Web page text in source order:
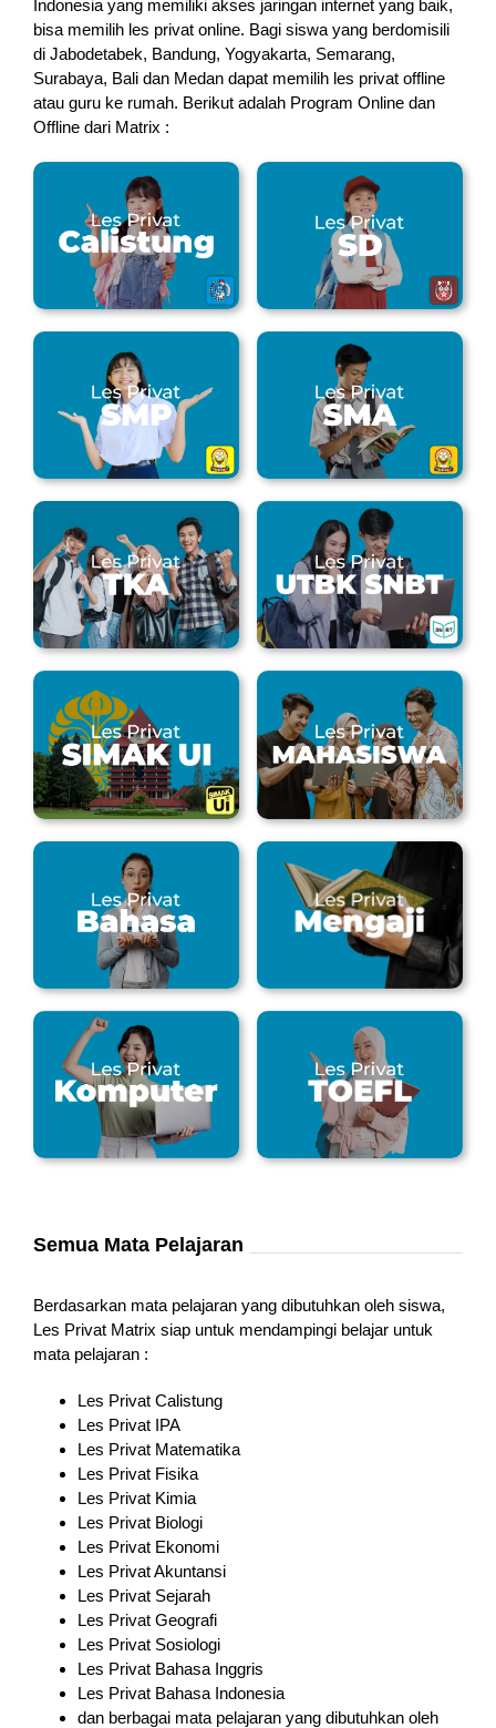
Indonesia yang memiliki akses jaringan internet yang baik,
bisa memilih les privat online. Bagi siswa yang berdomisili
di Jabodetabek, Bandung, Yogyakarta, Semarang,
Surabaya, Bali dan Medan dapat memilih les privat offline
atau guru ke rumah. Berikut adalah Program Online dan
Offline dari Matrix :
Semua Mata Pelajaran
Berdasarkan mata pelajaran yang dibutuhkan oleh siswa,
Les Privat Matrix siap untuk mendampingi belajar untuk
mata pelajaran :
Les Privat Calistung
Les Privat IPA
Les Privat Matematika
Les Privat Fisika
Les Privat Kimia
Les Privat Biologi
Les Privat Ekonomi
Les Privat Akuntansi
Les Privat Sejarah
Les Privat Geografi
Les Privat Sosiologi
Les Privat Bahasa Inggris
Les Privat Bahasa Indonesia
dan berbagai mata pelajaran yang dibutuhkan oleh